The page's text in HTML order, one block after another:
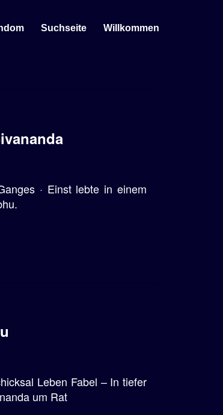
Suchseite Willkommen
· Einst lebte in einem
Leben Fabel – In tiefer
um Rat